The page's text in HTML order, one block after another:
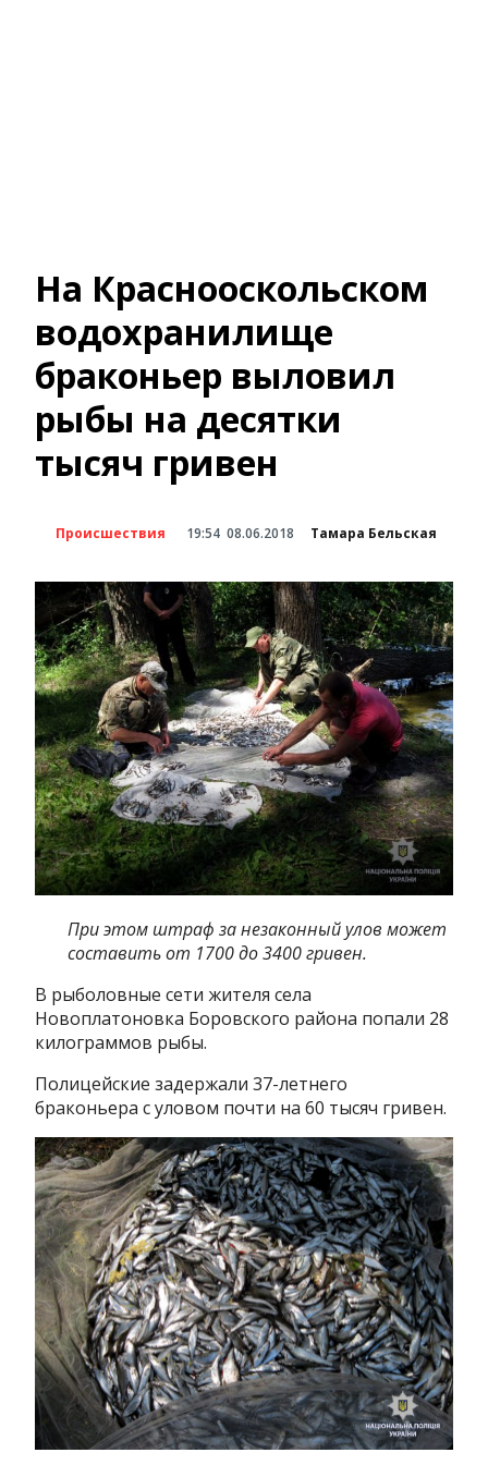
На Краснооскольском
водохранилище
браконьер выловил
рыбы на десятки
тысяч гривен
Происшествия 19:54 08.06.2018 Тамара Бельская
При этом штраф за незаконный улов может
составить от 1700 до 3400 гривен.
В рыболовные сети жителя села
Новоплатоновка Боровского района попали 28
килограммов рыбы.
Полицейские задержали 37-летнего
браконьера с уловом почти на 60 тысяч гривен.